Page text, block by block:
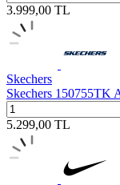
3.999,00 TL
Skechers
Skechers 150755TK
5.299,00 TL